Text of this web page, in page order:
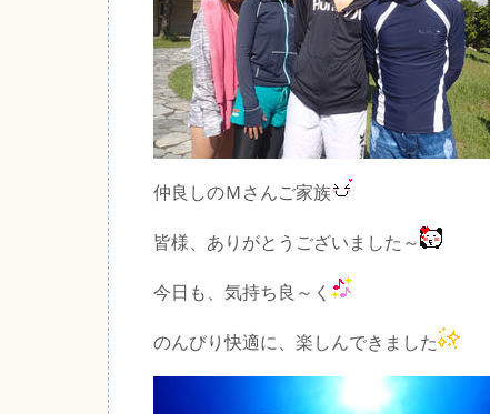
仲良しのＭさんご家族
皆様、ありがとうございました～
今日も、気持ち良～く
のんびり快適に、楽しんできました